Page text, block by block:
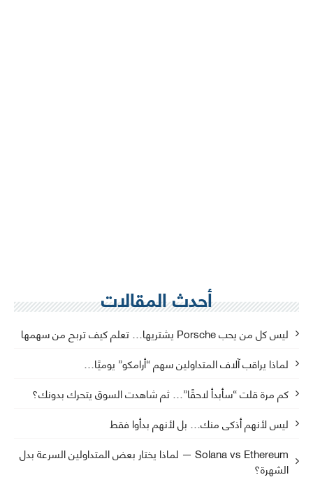
أحدث المقالات
ليس كل من يحب Porsche يشتريها… تعلم كيف تربح من سهمها
لماذا يراقب آلاف المتداولين سهم “أرامكو” يوميًا…
كم مرة قلت “سأبدأ لاحقًا”… ثم شاهدت السوق يتحرك بدونك؟
ليس لأنهم أذكى منك… بل لأنهم بدأوا فقط
Solana vs Ethereum — لماذا يختار بعض المتداولين السرعة بدل
الشهرة؟